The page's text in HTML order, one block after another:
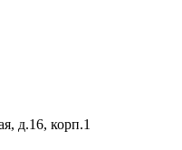
д.16, корп.1